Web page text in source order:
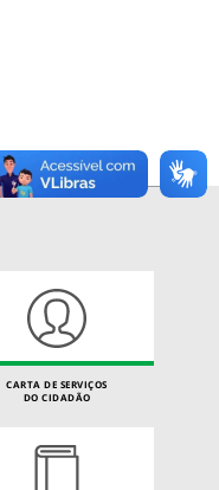
CARTA DE SERVIÇOS
DO CIDADÃO